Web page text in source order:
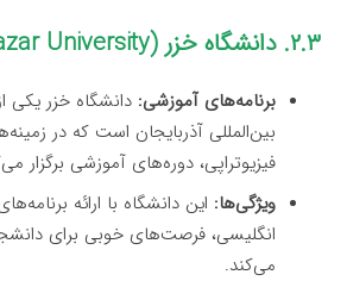
۲.۳. دانشگاه خزر (Khazar University)
برنامه‌های آموزشی: دانشگاه خزر یکی
بین‌المللی آذربایجان است که در
فیزیوتراپی، دوره‌های آموزشی برگزار
ویژگی‌ها: این دانشگاه با ارائه
انگلیسی، فرصت‌های خوبی برای
می‌کند.